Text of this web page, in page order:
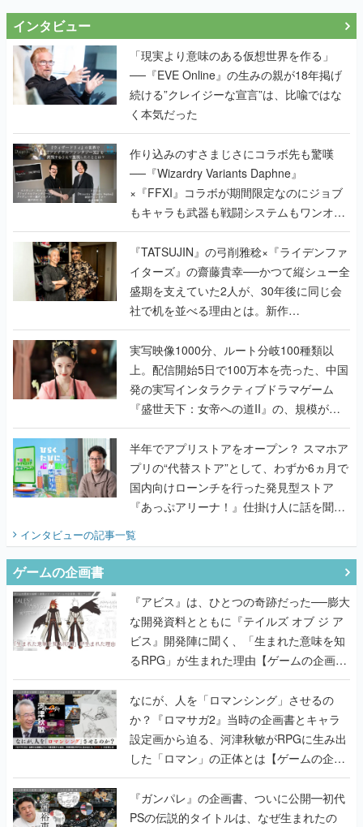
インタビュー
「現実より意味のある仮想世界を作る」
──『EVE Online』の生みの親が18年掲げ
続ける”クレイジーな宣言”は、比喩ではな
く本気だった
作り込みのすさまじさにコラボ先も驚嘆
──『Wizardry Variants Daphne』
×『FFXI』コラボが期間限定なのにジョブ
もキャラも武器も戦闘システムもワンオフ
で作り込まれた理由を両ディレクターに聞
く
『TATSUJIN』の弓削雅稔×『ライデンファ
イターズ』の齋藤貴幸──かつて縦シュー全
盛期を支えていた2人が、30年後に同じ会
社で机を並べる理由とは。新作
『TATSUJIN EXTREME』で初タッグを組
んだレジェンド2人に訊く開発秘話
実写映像1000分、ルート分岐100種類以
上。配信開始5日で100万本を売った、中国
発の実写インタラクティブドラマゲーム
『盛世天下：女帝への道II』の、規模が違
うこだわりをプロデューサーに聞いた
半年でアプリストアをオープン？ スマホア
プリの“代替ストア”として、わずか6ヵ月で
国内向けローンチを行った発見型ストア
『あっぷアリーナ！』仕掛け人に話を聞い
てみた
インタビューの記事一覧
ゲームの企画書
『アビス』は、ひとつの奇跡だった──膨大
な開発資料とともに『テイルズ オブ ジ ア
ビス』開発陣に聞く、「生まれた意味を知
るRPG」が生まれた理由【ゲームの企画
書】
なにが、人を「ロマンシング」させるの
か？『ロマサガ2』当時の企画書とキャラ
設定画から迫る、河津秋敏がRPGに生み出
した「ロマン」の正体とは【ゲームの企画
書】
『ガンパレ』の企画書、ついに公開━初代
PSの伝説的タイトルは、なぜ生まれたの